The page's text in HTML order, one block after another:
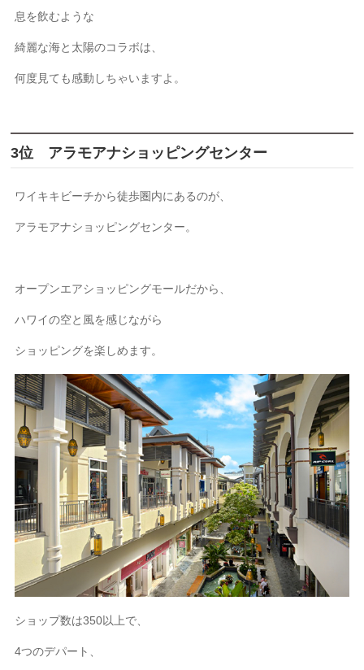
息を飲むような
綺麗な海と太陽のコラボは、
何度見ても感動しちゃいますよ。
3位 アラモアナショッピングセンター
ワイキキビーチから徒歩圏内にあるのが、
アラモアナショッピングセンター。
オープンエアショッピングモールだから、
ハワイの空と風を感じながら
ショッピングを楽しめます。
ショップ数は350以上で、
4つのデパート、